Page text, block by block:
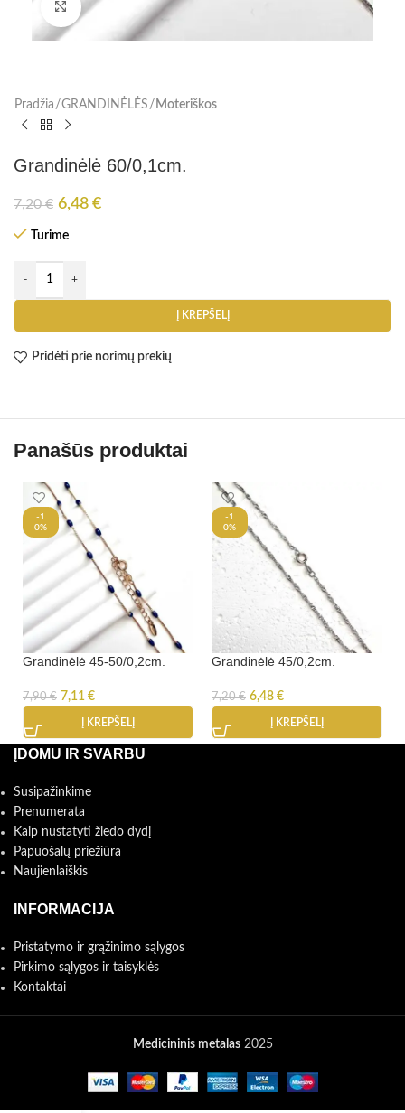
Paspauskite, kad padidinti
Pradžia GRANDINĖLĖS Moteriškos
Grandinėlė 60/0,1cm.
7,20€ 6,48 €
Turime
Į KREPŠELĮ
Pridėti prie norimų prekių
Panašūs produktai
-1
0%
Grandinėlė 45-50/0,2cm.
7,90€ 7,11 €
Į KREPŠELĮ
-1
0%
Grandinėlė 45/0,2cm.
7,20€ 6,48 €
Į KREPŠELĮ
ĮDOMU IR SVARBU
Susipažinkime
Prenumerata
Kaip nustatyti žiedo dydį
Papuošalų priežiūra
Naujienlaiškis
INFORMACIJA
Pristatymo ir grąžinimo sąlygos
Pirkimo sąlygos ir taisyklės
Kontaktai
Medicininis metalas2025